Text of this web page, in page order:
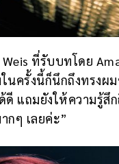
ที่รับบทโดย
นครั้งนี้ก็นึกถึงทรงผ
ดี แถมยังให้ความรู้สึก
กๆ เลยค่ะ”